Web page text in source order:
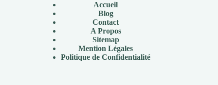
Accueil
Blog
Contact
A Propos
Sitemap
Mention Légales
Politique de Confidentialité